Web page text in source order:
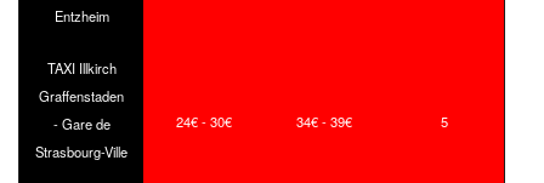
Entzheim
TAXI Illkirch
Graffenstaden
- Gare de
Strasbourg-Ville
24€ - 30€ 34€ - 39€ 5